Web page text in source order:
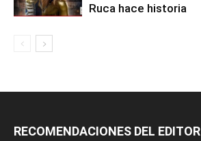
Ruca hace historia
RECOMENDACIONES DEL EDITOR